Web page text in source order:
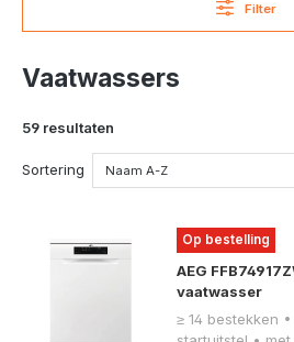
Filter
Vaatwassers
59 resultaten
Sortering
Op bestelling
AEG
vaatwasser
≥ 14 bestekken • 60 cm breed • met